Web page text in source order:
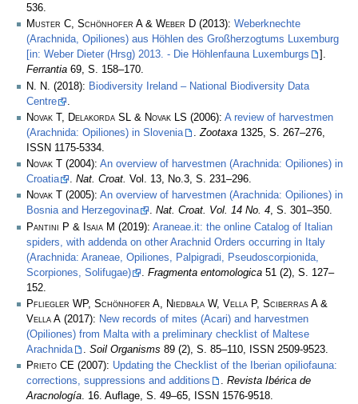
536.
Muster C, Schönhofer A & Weber D (2013): Weberknechte
(Arachnida, Opiliones) aus Höhlen des Großherzogtums Luxemburg
[in: Weber Dieter (Hrsg) 2013. - Die Höhlenfauna Luxemburgs
].
Ferrantia 69, S. 158–170.
N. N.
(2018): Biodiversity Ireland – National Biodiversity Data
Centre
Novak T, Delakorda SL & Novak LS (2006): A review of harvestmen
(Arachnida: Opiliones) in Slovenia
.Zootaxa 1325, S. 267–276,
ISSN 1175-5334.
Novak T
(2004): An overview of harvestmen (Arachnida: Opiliones) in
Croatia
. Nat. Croat. Vol. 13, No.3, S. 231–296.
Novak T
(2005): An overview of harvestmen (Arachnida: Opiliones) in
Bosnia and Herzegovina
. Nat. Croat. Vol. 14 No. 4, S. 301–350.
Pantini P & Isaia M (2019): Araneae.it: the online Catalog of Italian
spiders, with addenda on other Arachnid Orders occurring in Italy
(Arachnida: Araneae, Opiliones, Palpigradi, Pseudoscorpionida,
Scorpiones, Solifugae)
Fragmenta entomologica 51 (2), S. 127–
152.
Pfliegler WP, Schönhofer A, Niedbała W, Vella P, Sciberras A &
Vella A (2017): New records of mites (Acari) and harvestmen
(Opiliones) from Malta with a preliminary checklist of Maltese
Arachnida
. Soil Organisms 89 (2), S. 85–110, ISSN 2509-9523.
Prieto CE (2007): Updating the Checklist of the Iberian opiliofauna:
corrections, suppressions and additions
. Revista Ibérica de
Aracnología. 16. Auflage, S. 49–65, ISSN 1576-9518.